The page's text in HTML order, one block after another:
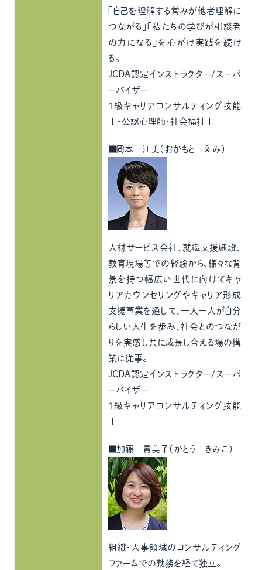
「自己を理解する営みが他者理解に
つながる」「私たちの学びが相談者
の力になる」を心がけ実践を続け
る。
JCDA認定インストラクター/スーパ
ーバイザー
1級キャリアコンサルティング技能
士・公認心理師・社会福祉士
■岡本 江美（おかもと えみ）
人材サービス会社、就職支援施設、
教育現場等での経験から、様々な背
景を持つ幅広い世代に向けてキャ
リアカウンセリングやキャリア形成
支援事業を通して、一人一人が自分
らしい人生を歩み、社会とのつなが
りを実感し共に成長し合える場の構
築に従事。
JCDA認定インストラクター/スーパ
ーバイザー
1級キャリアコンサルティング技能
士
■加藤 貴美子（かとう きみこ）
組織・人事領域のコンサルティング
ファームでの勤務を経て独立。